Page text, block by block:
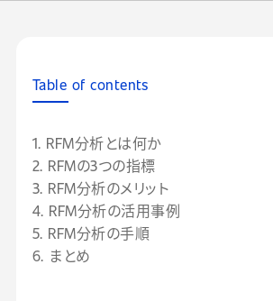
Table of contents
1. RFM分析とは何か
2. RFMの3つの指標
3. RFM分析のメリット
4. RFM分析の活用事例
5. RFM分析の手順
6. まとめ